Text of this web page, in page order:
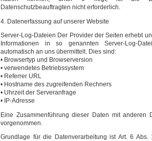
Datenschutzbeauftragten nicht erforderlich.
4. Datenerfassung auf unserer Website
Server-Log-Dateien Der Provider der Seiten erhebt
Informationen in so genannten Server-Log-
automatisch an uns übermittelt. Dies sind:
• Browsertyp und Browserversion
• verwendetes Betriebssystem
• Referrer URL
• Hostname des zugreifenden Rechners
• Uhrzeit der Serveranfrage
• IP-Adresse
Eine Zusammenführung dieser Daten mit anderen
vorgenommen.
Grundlage für die Datenverarbeitung ist Art. 6